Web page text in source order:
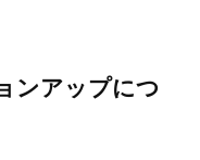
ンアップにつ